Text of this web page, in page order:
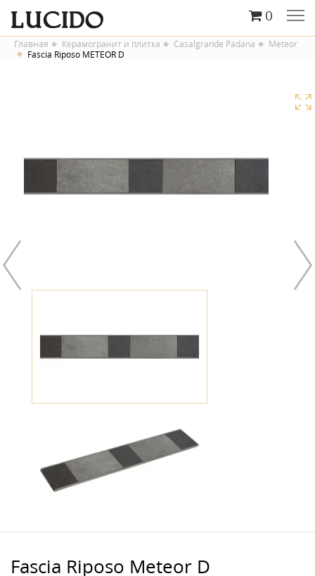
0
Главная Керамогранит и плитка Casalgrande Padana
Meteor
Fascia Riposo METEOR D
Fascia Riposo Meteor D